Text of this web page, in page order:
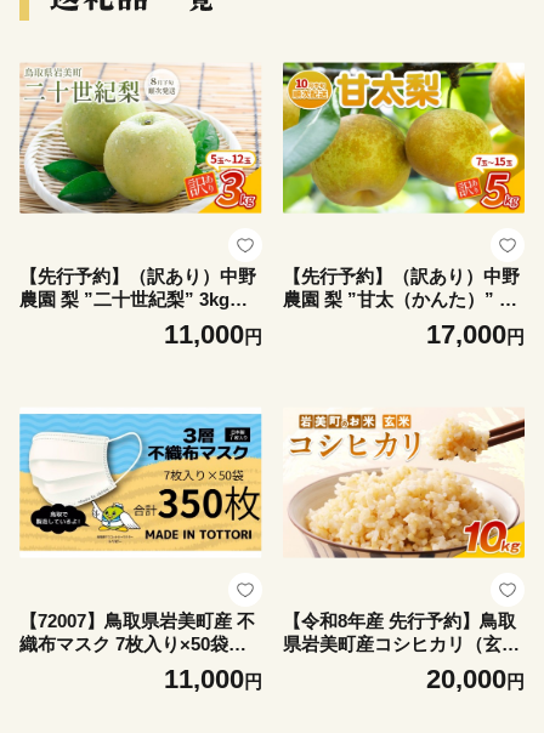
【先行予約】（訳あり）中野
農園 梨 ”二十世紀梨” 3kg｜
鳥取 岩美 梨 なし ナシ 20世
紀梨 青梨 果物 フルーツ ※お
11,000円
【先行予約】（訳あり）中野
農園 梨 ”甘太（かんた）” 5k
g箱｜鳥取 岩美 梨 なし ナシ
果物 フルーツ ※お届けは202
17,000円
【72007】鳥取県岩美町産 不
織布マスク 7枚入り×50袋（3
11,000円
【令和8年産 先行予約】鳥取
県岩美町産コシヒカリ（玄
米）10kg｜鳥取 岩美 吉田美
宝農園 こしひかり 【31033】
20,000円